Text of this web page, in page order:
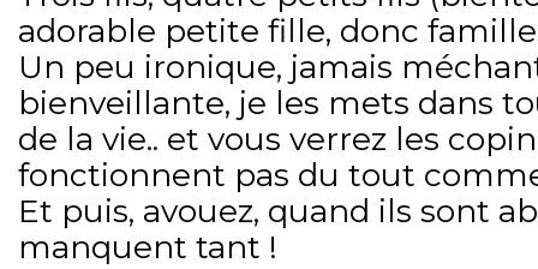
adorable petite fille, donc
Un peu ironique, jamais
bienveillante, je les mets dans
de la vie.. et vous verrez les
fonctionnent pas du tout
Et puis, avouez, quand ils sont
manquent tant !